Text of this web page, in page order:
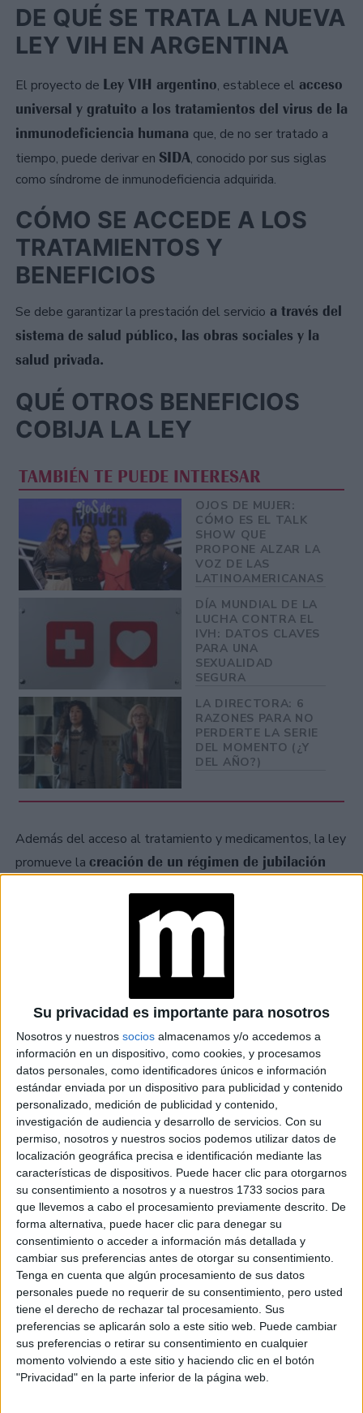
Su privacidad es importante para nosotros
Nosotros y nuestros socios almacenamos y/o accedemos a
información en un dispositivo, como cookies, y procesamos
datos personales, como identificadores únicos e información
estándar enviada por un dispositivo para publicidad y contenido
personalizado, medición de publicidad y contenido,
investigación de audiencia y desarrollo de servicios. Con su
permiso, nosotros y nuestros socios podemos utilizar datos de
localización geográfica precisa e identificación mediante las
características de dispositivos. Puede hacer clic para otorgarnos
su consentimiento a nosotros y a nuestros 1733 socios para
que llevemos a cabo el procesamiento previamente descrito. De
forma alternativa, puede hacer clic para denegar su
consentimiento o acceder a información más detallada y
cambiar sus preferencias antes de otorgar su consentimiento.
Tenga en cuenta que algún procesamiento de sus datos
personales puede no requerir de su consentimiento, pero usted
tiene el derecho de rechazar tal procesamiento. Sus
preferencias se aplicarán solo a este sitio web. Puede cambiar
sus preferencias o retirar su consentimiento en cualquier
momento volviendo a este sitio y haciendo clic en el botón
"Privacidad" en la parte inferior de la página web.
DE QUÉ SE TRATA LA NUEVA
LEY VIH EN ARGENTINA
El proyecto de Ley VIH argentino, establece el acceso
universal y gratuito a los tratamientos del virus de la
inmunodeficiencia humana que, de no ser tratado a
tiempo, puede derivar en SIDA, conocido por sus siglas
como síndrome de inmunodeficiencia adquirida.
CÓMO SE ACCEDE A LOS
TRATAMIENTOS Y
BENEFICIOS
Se debe garantizar la prestación del servicio a través del
sistema de salud público, las obras sociales y la
salud privada.
QUÉ OTROS BENEFICIOS
COBIJA LA LEY
TAMBIÉN TE PUEDE INTERESAR
OJOS DE MUJER:
CÓMO ES EL TALK
SHOW QUE
PROPONE ALZAR LA
VOZ DE LAS
LATINOAMERICANAS
DÍA MUNDIAL DE LA
LUCHA CONTRA EL
IVH: DATOS CLAVES
PARA UNA
SEXUALIDAD
SEGURA
LA DIRECTORA: 6
RAZONES PARA NO
PERDERTE LA SERIE
DEL MOMENTO (¿Y
DEL AÑO?)
Además del acceso al tratamiento y medicamentos, la ley
promueve la creación de un régimen de jubilación
situación de vulnerabilidad o el tiempo de
diagnóstico de la enfermedad.
Quienes hayan sido diagnosticados conVIHy acrediten al
menos 10 años de la enfermedad y 20 años de aportes
jubilatorios,pueden solicitar la jubilación a partir de
los 50 años.
GALERÍA DE IMÁGENES
Accedé a los beneficios para suscriptores
Contenidos exclusivos
Sorteos